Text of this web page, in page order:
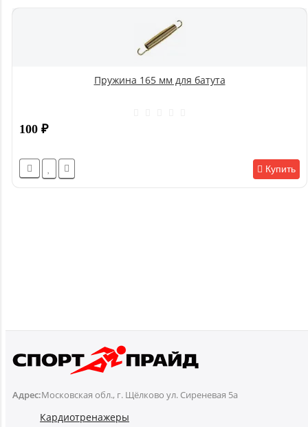
Пружина 165 мм для батута
100 ₽
Купить
Адрес:Московская обл., г. Щёлково ул. Сиреневая 5а
Кардиотренажеры